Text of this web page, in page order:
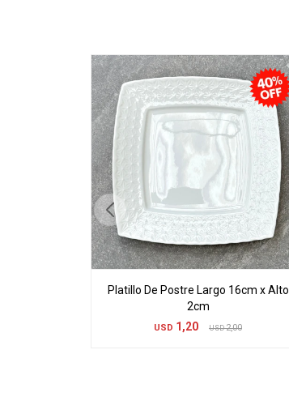
Platillo De Postre Largo 16cm x Alto
2cm
USD 1,20 USD 2,00